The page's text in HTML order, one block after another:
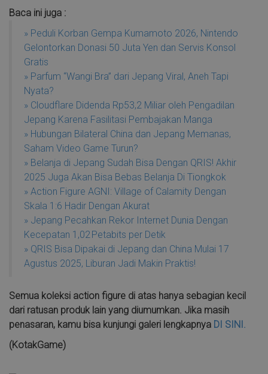
Baca ini juga :
» Peduli Korban Gempa Kumamoto 2026, Nintendo
Gelontorkan Donasi 50 Juta Yen dan Servis Konsol
Gratis
» Parfum “Wangi Bra” dari Jepang Viral, Aneh Tapi
Nyata?
» Cloudflare Didenda Rp53,2 Miliar oleh Pengadilan
Jepang Karena Fasilitasi Pembajakan Manga
» Hubungan Bilateral China dan Jepang Memanas,
Saham Video Game Turun?
» Belanja di Jepang Sudah Bisa Dengan QRIS! Akhir
2025 Juga Akan Bisa Bebas Belanja Di Tiongkok
» Action Figure AGNI: Village of Calamity Dengan
Skala 1:6 Hadir Dengan Akurat
» Jepang Pecahkan Rekor Internet Dunia Dengan
Kecepatan 1,02 Petabits per Detik
» QRIS Bisa Dipakai di Jepang dan China Mulai 17
Agustus 2025, Liburan Jadi Makin Praktis!
Semua koleksi action figure di atas hanya sebagian kecil
dari ratusan produk lain yang diumumkan. Jika masih
penasaran, kamu bisa kunjungi galeri lengkapnya DI SINI.
(KotakGame)